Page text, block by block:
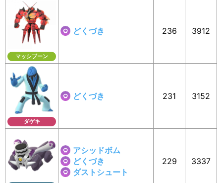
マッシブーン
どくづき 236 3912
ダゲキ
どくづき 231 3152
アシッドボム
どくづき
ダストシュート
229 3337